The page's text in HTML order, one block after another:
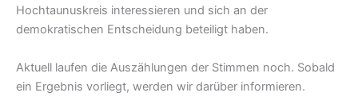
Hochtaunuskreis interessieren und sich an der
demokratischen Entscheidung beteiligt haben.
Aktuell laufen die Auszählungen der Stimmen noch. Sobald
ein Ergebnis vorliegt, werden wir darüber informieren.